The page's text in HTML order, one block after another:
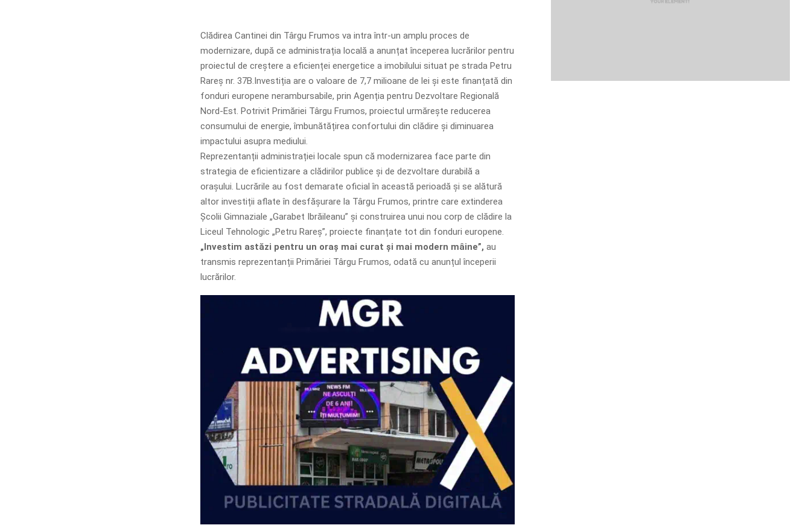
Clădirea Cantinei din Târgu Frumos va intra într-un amplu proces de
modernizare, după ce administrația locală a anunțat începerea lucrărilor pentru
proiectul de creștere a eficienței energetice a imobilului situat pe strada Petru
Rareș nr. 37B.Investiția are o valoare de 7,7 milioane de lei și este finanțată din
fonduri europene nerambursabile, prin Agenția pentru Dezvoltare Regională
Nord-Est. Potrivit Primăriei Târgu Frumos, proiectul urmărește reducerea
consumului de energie, îmbunătățirea confortului din clădire și diminuarea
impactului asupra mediului.
Reprezentanții administrației locale spun că modernizarea face parte din
strategia de eficientizare a clădirilor publice și de dezvoltare durabilă a
orașului. Lucrările au fost demarate oficial în această perioadă și se alătură
altor investiții aflate în desfășurare la Târgu Frumos, printre care extinderea
Școlii Gimnaziale „Garabet Ibrăileanu” și construirea unui nou corp de clădire la
Liceul Tehnologic „Petru Rareș”, proiecte finanțate tot din fonduri europene.
„Investim astăzi pentru un oraș mai curat și mai modern mâine”, au
transmis reprezentanții Primăriei Târgu Frumos, odată cu anunțul începerii
lucrărilor.